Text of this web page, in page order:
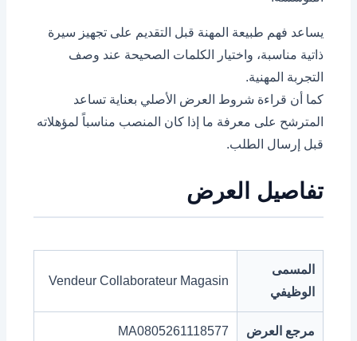
يساعد فهم طبيعة المهنة قبل التقديم على تجهيز سيرة
ذاتية مناسبة، واختيار الكلمات الصحيحة عند وصف
التجربة المهنية.
كما أن قراءة شروط العرض الأصلي بعناية تساعد
المترشح على معرفة ما إذا كان المنصب مناسباً لمؤهلاته
قبل إرسال الطلب.
تفاصيل العرض
المسمى
الوظيفي
Vendeur Collaborateur Magasin
مرجع العرض MA0805261118577